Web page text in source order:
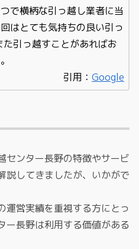
で横柄な引っ越し業者に当
はとても気持ちの良い引っ
引っ越すことがあればお
引用： Google
センター長野の特徴やサービ
説してきましたが、いかがで
運営実績を重視する方にとっ
ー長野は利用する価値がある